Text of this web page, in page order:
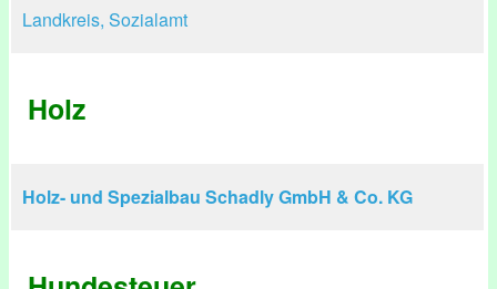
Landkreis, Sozialamt
Holz
Holz- und Spezialbau Schadly GmbH & Co. KG